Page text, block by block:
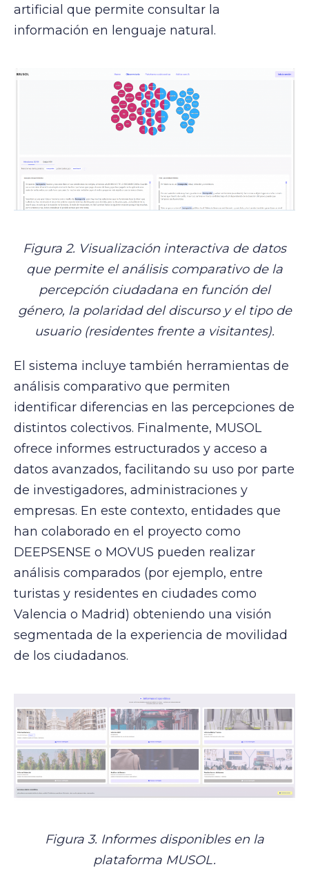
artificial que permite consultar la
información en lenguaje natural.
Figura 2. Visualización interactiva de datos
que permite el análisis comparativo de la
percepción ciudadana en función del
género, la polaridad del discurso y el tipo de
usuario (residentes frente a visitantes).
El sistema incluye también herramientas de
análisis comparativo que permiten
identificar diferencias en las percepciones de
distintos colectivos. Finalmente, MUSOL
ofrece informes estructurados y acceso a
datos avanzados, facilitando su uso por parte
de investigadores, administraciones y
empresas. En este contexto, entidades que
han colaborado en el proyecto como
DEEPSENSE o MOVUS pueden realizar
análisis comparados (por ejemplo, entre
turistas y residentes en ciudades como
Valencia o Madrid) obteniendo una visión
segmentada de la experiencia de movilidad
de los ciudadanos.
Figura 3. Informes disponibles en la
plataforma MUSOL.